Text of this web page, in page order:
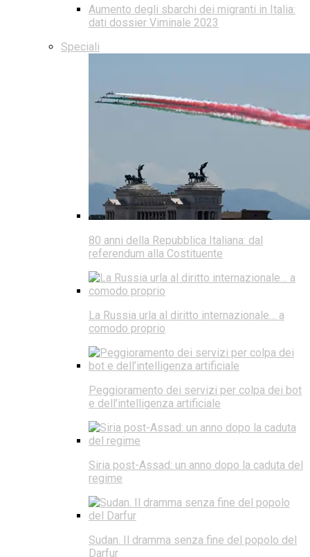
Aumento degli sbarchi dei migranti in Italia:
dati dossier Viminale 2023
Speciali
80 anni della Repubblica Italiana: dal
referendum alla Costituente
La Russia urla al diritto internazionale… a
comodo proprio
Peggioramento dei servizi per colpa dei bot
e dell’intelligenza artificiale
Siria post-Assad: un anno dopo la caduta del
regime
Sudan. Il dramma senza fine del popolo del
Darfur